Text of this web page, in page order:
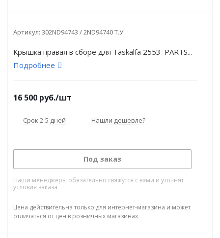
Артикул: 302ND94743 / 2ND94740 Т.У
Крышка правая в сборе для Taskalfa 2553 PARTS...
Подробнее
16 500 руб./шт
Срок 2-5 дней Нашли дешевле?
Под заказ
Наши менеджеры обязательно свяжутся с вами и уточнят
условия заказа
Цена действительна только для интернет-магазина и может
отличаться от цен в розничных магазинах